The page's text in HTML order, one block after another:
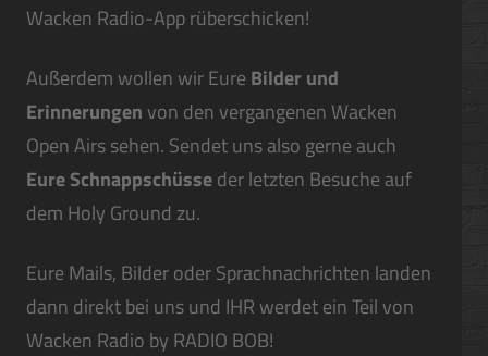
Wacken Radio-App rüberschicken!
Außerdem wollen wir Eure Bilder und
Erinnerungenvon den vergangenen Wacken
Open Airs sehen. Sendet uns also gerne auch
Eure Schnappschüsseder letzten Besuche auf
dem Holy Ground zu.
Eure Mails, Bilder oder Sprachnachrichten landen
dann direkt bei uns und IHR werdet ein Teil von
Wacken Radio by RADIO BOB!